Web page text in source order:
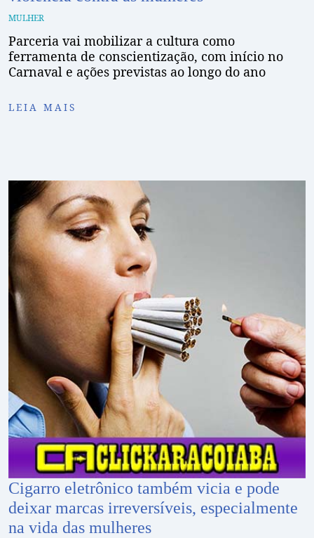
MULHER
Parceria vai mobilizar a cultura como
ferramenta de conscientização, com início no
Carnaval e ações previstas ao longo do ano
LEIA MAIS
Cigarro eletrônico também vicia e pode
deixar marcas irreversíveis, especialmente
na vida das mulheres